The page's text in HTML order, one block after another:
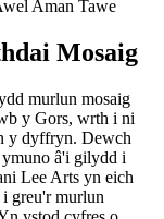
Mosaig
murlun mosaig
y Gors, wrth i ni
y dyffryn. Dewch
â'i gilydd i
Lee Arts yn eich
greu'r murlun